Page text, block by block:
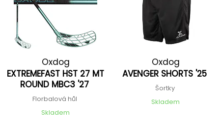
Oxdog
EXTREMEFAST HST 27 MT
ROUND MBC3 '27
Florbalová hůl
Skladem
Oxdog
AVENGER SHORTS '25
Šortky
Skladem